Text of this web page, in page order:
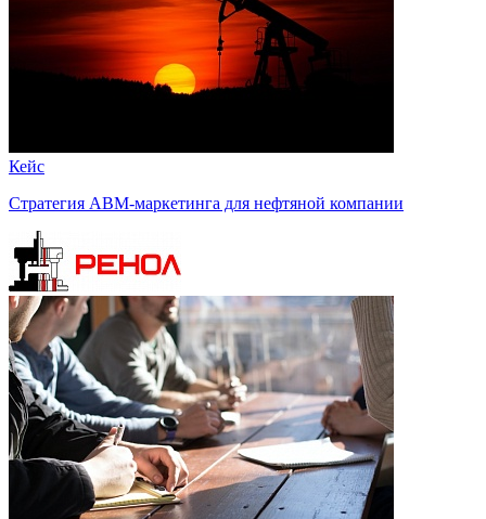
Кейс
Стратегия ABM-маркетинга для нефтяной компании